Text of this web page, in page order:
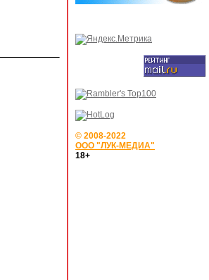
© 2008-2022
ООО "ЛУК-МЕДИА"
18+